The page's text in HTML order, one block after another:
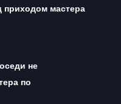
приходом мастера
не
по